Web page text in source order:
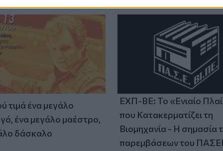
τιμά ένα μεγάλο
ένα μεγάλο μαέστρο,
δάσκαλο
ΕΧΠ-ΒΕ: Το «Ενιαίο
που Κατακερματίζει τη
Βιομηχανία - Η σημασία
παρεμβάσεων του